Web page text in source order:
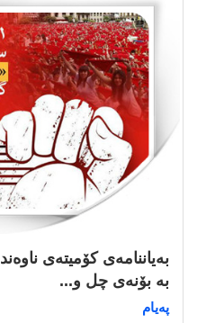
بەیاننامەی کۆمیتەی
بە بۆنەی چل و...
پەیام